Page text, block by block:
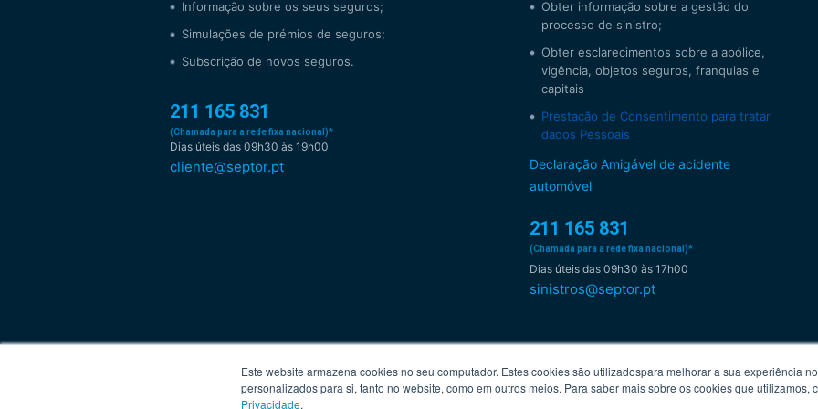
Este website armazena cookies no seu computador. Estes cookies são utilizados​​para melhorar a sua experiência
personalizados para si, tanto no website, como em outros meios. Para saber mais sobre os cookies que utilizamos,
Privacidade.
Informação sobre os seus seguros;
Simulações de prémios de seguros;
Subscrição de novos seguros.
211 165 831
(Chamada para a rede fixa nacional)*
Dias úteis das 09h30 às 19h00
cliente@septor.pt
Obter informação sobre a gestão do
processo de sinistro;
Obter esclarecimentos sobre a apólice,
vigência, objetos seguros, franquias e
capitais
Prestação de Consentimento para tratar
dados Pessoais
Declaração Amigável de acidente
automóvel
211 165 831
(Chamada para a rede fixa nacional)*
Dias úteis das 09h30 às 17h00
sinistros@septor.pt
O custo da chamada depende do tarifário que tiver acordado com o seu operador de comunicações.